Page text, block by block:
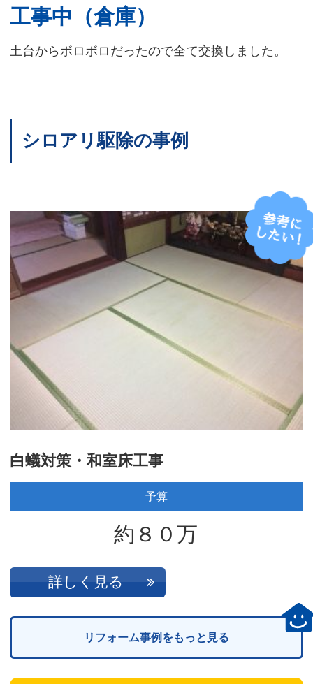
工事中（倉庫）
土台からボロボロだったので全て交換しました。
シロアリ駆除の事例
白蟻対策・和室床工事
予算
約８０万
詳しく見る
リフォーム事例をもっと見る